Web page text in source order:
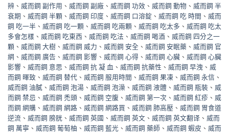
辨 、 威而鋼 副作用 、 威而鋼 副廠 、 威而鋼 功效 、 威而鋼 動物 、 威而鋼 半
衰期 、 威而鋼 半顆 、 威而鋼 印度 、 威而鋼 口溶錠 、 威而鋼 吃 時間 、 威而
鋼 吃一半 、 威而鋼 吃一顆 、 威而鋼 吃兩顆 、 威而鋼 吃太多 、 威而鋼 吃太
多會怎樣 、 威而鋼 吃東西 、 威而鋼 吃法 、 威而鋼 喝酒 、 威而鋼 四分之一
顆 、 威而鋼 大樹 、 威而鋼 威力 、 威而鋼 安全 、 威而鋼 安眠藥 、 威而鋼 官
網 、 威而鋼 廣告 、 威而鋼 影響 、 威而鋼 心得 、 威而鋼 心臟 、 威而鋼 心臟
影響 、 威而鋼 意思 、 威而鋼 抗 凝 血 、 威而鋼 抗藥性 、 威而鋼 早洩 、 威
而鋼 暉致 、 威而鋼 替代 、 威而鋼 服用時間 、 威而鋼 果凍 、 威而鋼 永信 、
威而鋼 油膩 、 威而鋼 泡湯 、 威而鋼 泡澡 、 威而鋼 液體 、 威而鋼 瓶裝 、 威
而鋼 禁忌 、 威而鋼 禿頭 、 威而鋼 空腹 、 威而鋼 第一次 、 威而鋼 紅疹 、 威
而鋼 網購 、 威而鋼 網路 、 威而鋼 網路買 、 威而鋼 肺高壓 、 威而鋼 胃食道
逆流 、 威而鋼 膀胱 、 威而鋼 英國 、 威而鋼 英文 、 威而鋼 英文翻译 、 威而
鋼 萬寧 、 威而鋼 葡萄柚 、 威而鋼 藍光 、 威而鋼 藥師 、 威而鋼 蝦皮 、 威而